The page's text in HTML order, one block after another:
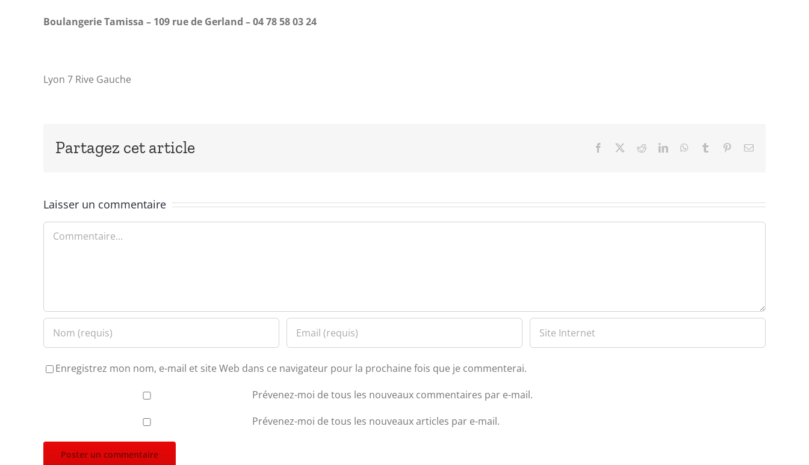
Boulangerie Tamissa – 109 rue de Gerland – 04 78 58 03 24
Lyon 7 Rive Gauche
Partagez cet article Facebook RedditLinkedInWhatsApp
Tumblr PinterestEmail
Laisser un commentaire
Commentaire
Enregistrez mon nom, e-mail et site Web dans ce navigateur pour la prochaine fois que je commenterai.
Prévenez-moi de tous les nouveaux commentaires par e-mail.
Prévenez-moi de tous les nouveaux articles par e-mail.